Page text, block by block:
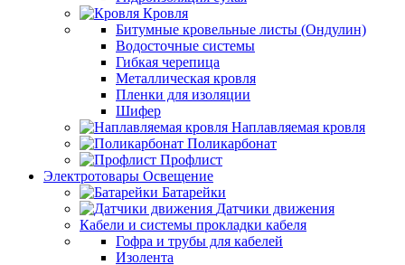
Кровля
Битумные кровельные листы (Ондулин)
Водосточные системы
Гибкая черепица
Металлическая кровля
Пленки для изоляции
Шифер
Наплавляемая кровля
Поликарбонат
Профлист
Электротовары Освещение
Батарейки
Датчики движения
Кабели и системы прокладки кабеля
Гофра и трубы для кабелей
Изолента